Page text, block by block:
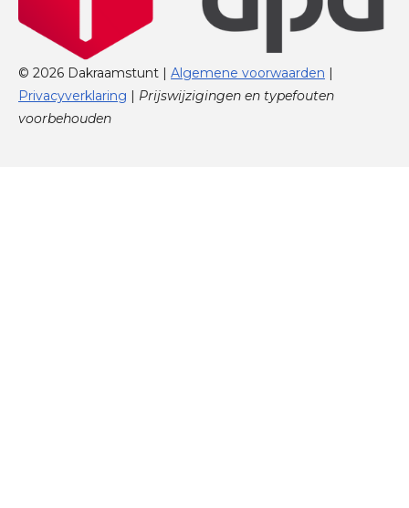
© 2026 Dakraamstunt | Algemene voorwaarden |
Privacyverklaring | Prijswijzigingen en typefouten
voorbehouden